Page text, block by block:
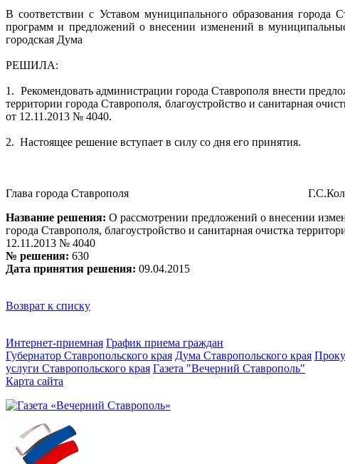
В соответствии с Уставом муниципального образования города
программ и предложений о внесении изменений в
городская Дума
РЕШИЛА:
1. Рекомендовать администрации города Ставрополя внести
территории города Ставрополя, благоустройство и санитарная
от 12.11.2013 № 4040.
2. Настоящее решение вступает в силу со дня его принятия.
Глава города Ставрополя
Название решения: О рассмотрении предложений о внесении
города Ставрополя, благоустройство и санитарная очистка
12.11.2013 № 4040
№ решения: 630
Дата принятия решения: 09.04.2015
Возврат к списку
Интернет-приемная График приема граждан
Губернатор Ставропольского края Дума Ставропольского края
услуги Ставропольского края Газета "Вечерний Ставрополь"
Карта сайта